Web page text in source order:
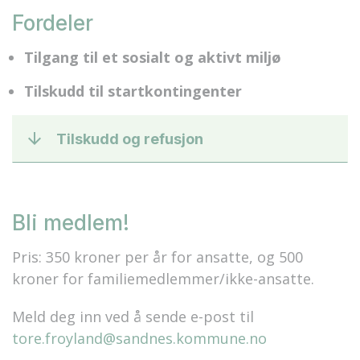
Fordeler
Tilgang til et sosialt og aktivt miljø
Tilskudd til startkontingenter
Tilskudd og refusjon
Bli medlem!
Pris: 350 kroner per år for ansatte, og 500
kroner for familiemedlemmer/ikke-ansatte.
Meld deg inn ved å sende e-post til
tore.froyland@sandnes.kommune.no